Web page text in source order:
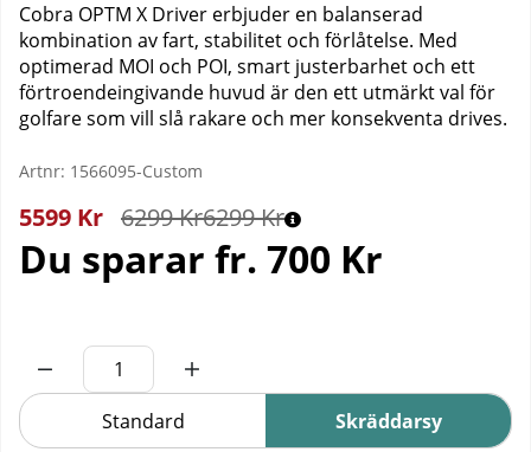
Cobra OPTM X Driver erbjuder en balanserad
kombination av fart, stabilitet och förlåtelse. Med
optimerad MOI och POI, smart justerbarhet och ett
förtroendeingivande huvud är den ett utmärkt val för
golfare som vill slå rakare och mer konsekventa drives.
Artnr: 1566095-Custom
6299Kr
5599 Kr 6299 Kr
Du sparar fr. 700 Kr
Standard Skräddarsy